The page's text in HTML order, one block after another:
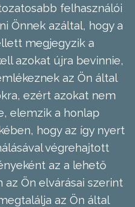
felhasználói
Önnek azáltal, hogy a
megjegyzik a
azokat újra bevinnie,
az Ön által
ezért azokat nem
elemzik a honlap
hogy az így nyert
végrehajtott
az a lehető
Ön elvárásai szerint
az Ön által